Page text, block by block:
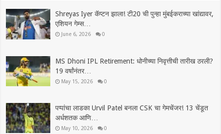
Shreyas Iyer कॅप्टन झाला! टी20 ची पुन्हा मुंबईकराच्या खांद्यावर,
एशियन गेम्स…
June 6, 2026 0
MS Dhoni IPL Retirement: धोनीच्या निवृत्तीची तारीख ठरली?
19 वर्षांनंतर…
May 15, 2026 0
पप्पांचा लाडका Urvil Patel बनला CSK चा गेमचेंजर! 13 चेंडूत
अर्धशतक आणि…
May 10, 2026 0